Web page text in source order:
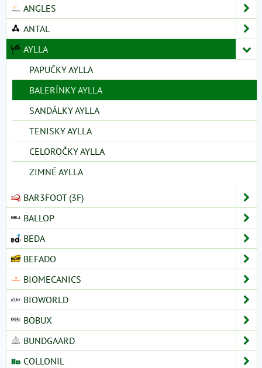
ANGLES
ANTAL
AYLLA
PAPUČKY AYLLA
BALERÍNKY AYLLA
SANDÁLKY AYLLA
TENISKY AYLLA
CELOROČKY AYLLA
ZIMNÉ AYLLA
BAR3FOOT (3F)
BALLOP
BEDA
BEFADO
BIOMECANICS
BIOWORLD
BOBUX
BUNDGAARD
COLLONIL